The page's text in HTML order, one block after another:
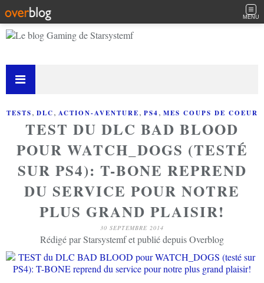
MENU
TESTS, DLC, ACTION-AVENTURE, PS4, MES COUPS DE COEUR
TEST DU DLC BAD BLOOD
POUR WATCH_DOGS (TESTÉ
SUR PS4): T-BONE REPREND
DU SERVICE POUR NOTRE
PLUS GRAND PLAISIR!
30 SEPTEMBRE 2014
Rédigé par Starsystemf et publié depuis Overblog